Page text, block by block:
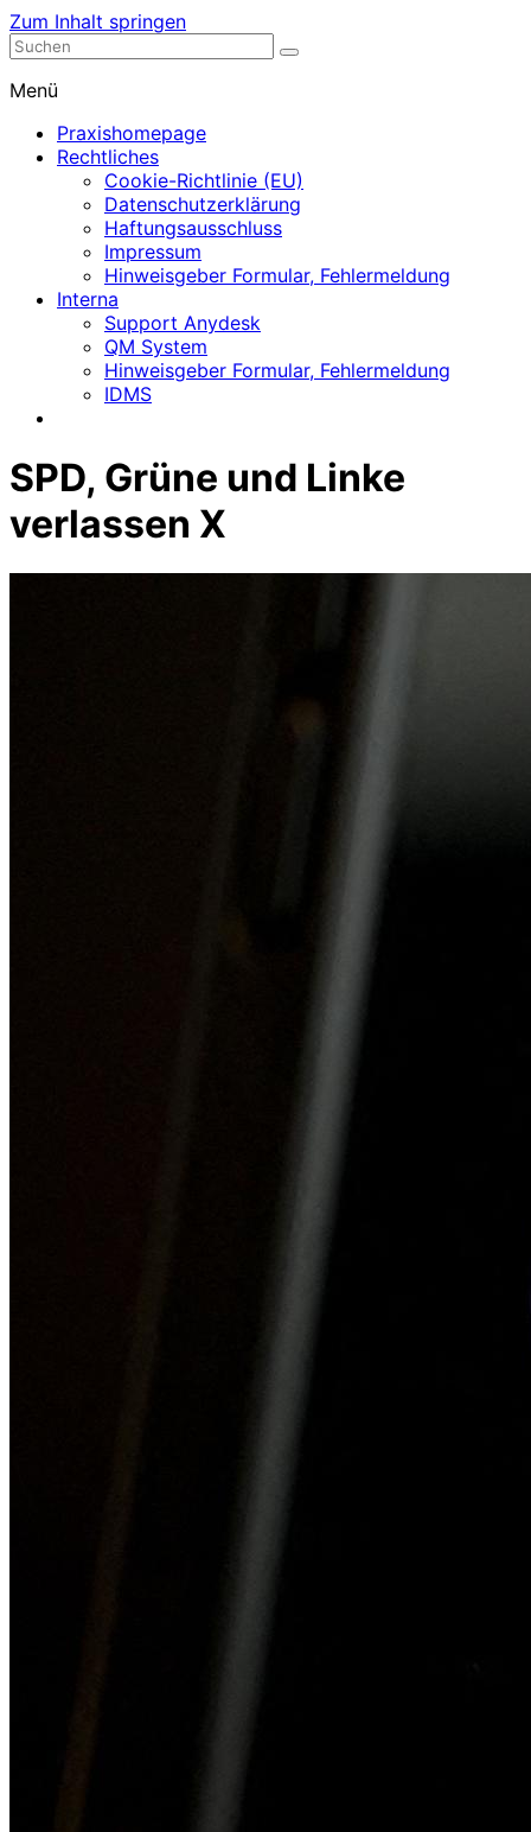
Zum Inhalt springen
Nephrologische Praxis mit Dialyse
Menü
Praxishomepage
Rechtliches
Cookie-Richtlinie (EU)
Datenschutzerklärung
Haftungsausschluss
Impressum
Hinweisgeber Formular, Fehlermeldung
Interna
Support Anydesk
QM System
Hinweisgeber Formular, Fehlermeldung
IDMS
SPD, Grüne und Linke
verlassen X